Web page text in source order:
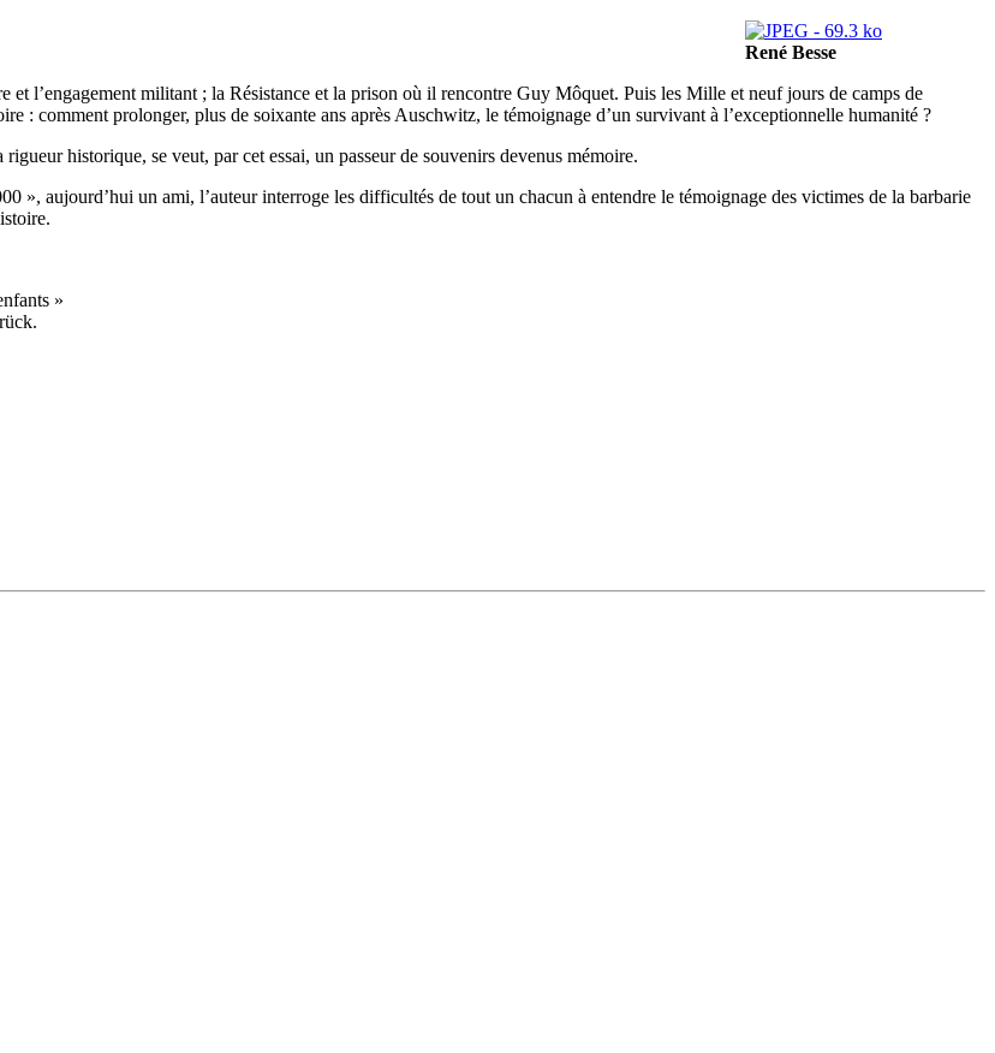
René Besse
et l’engagement militant ; la Résistance et la prison où il rencontre Guy Môquet. Puis les Mille et neuf jours de camps de
: comment prolonger, plus de soixante ans après Auschwitz, le témoignage d’un survivant à l’exceptionnelle humanité ?
historique, se veut, par cet essai, un passeur de souvenirs devenus mémoire.
», aujourd’hui un ami, l’auteur interroge les difficultés de tout un chacun à entendre le témoignage des victimes de la barbarie
»